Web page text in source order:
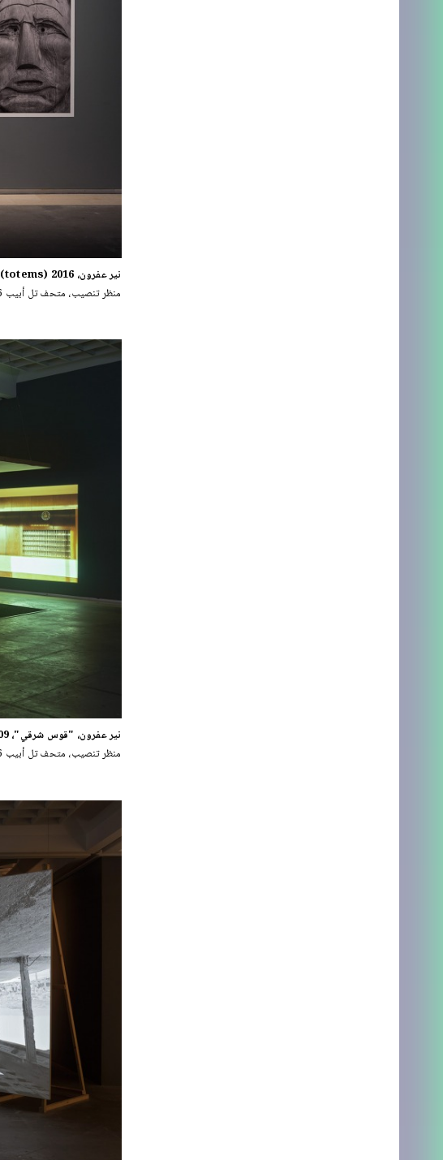
نير عفرون، 2016 Jamestown (totems)
منظر تنصيب، متحف تل أبيب 2016. تصميم فضاء: دان حسون. تصوير: العاد سريغ
نير عفرون، "قوس شرقي"، 2009
منظر تنصيب، متحف تل أبيب 2016. تصميم فضاء: دان حسون. تصوير: العاد سريغ